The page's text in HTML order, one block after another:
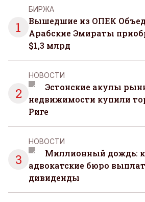
организовывать, планировать и
самостоятельно.
1
БИРЖА
Вышедшие из ОПЕК
Арабские Эмираты
$1,3 млрд
2
НОВОСТИ
Эстонские акулы
недвижимости купили
Риге
3
НОВОСТИ
Миллионный дождь:
адвокатские бюро
дивиденды